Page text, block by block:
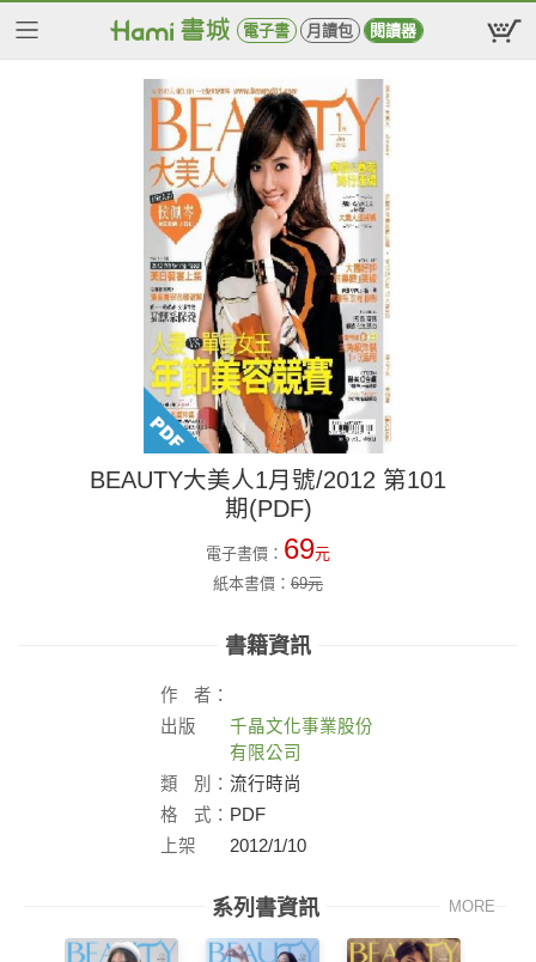
電子書 月讀包 閱讀器
BEAUTY大美人1月號/2012 第101
期(PDF)
電子書價： 69元
紙本書價： 69元
書籍資訊
作
者：
出版
千晶文化事業股份
有限公司
類
別： 流行時尚
格
式： PDF
上架
2012/1/10
系列書資訊 MORE